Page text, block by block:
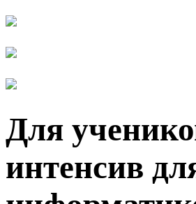
Для
интенсив